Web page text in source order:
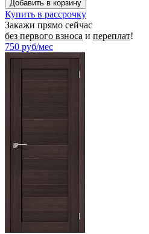
Купить в рассрочку
Закажи прямо сейчас
без первого взноса и переплат!
750 руб/мес